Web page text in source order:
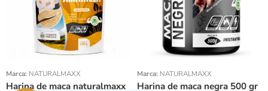
Marca: NATURALMAXX
Harina de maca naturalmaxx
Peso 200gr
Peso 100gr
Marca: NATURALMAXX
Harina de maca negra 500 gr